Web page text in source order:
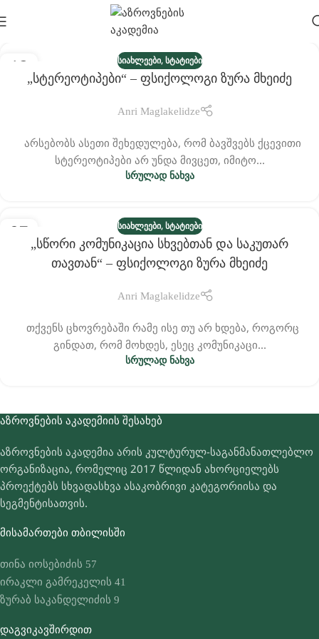
13 ᲡᲘᲐᲮᲚᲔᲔᲑᲘ, ᲡᲢᲐᲢᲘᲔᲑᲘ
„სტერეოტიპები“ – Ფსიქოლოგი Ზურა Მხეიძე
Anri Maglakelidze
არსებობს ასეთი შეხედულება, რომ ბავშვებს ქცევითი
სტერეოტიპები არ უნდა მივცეთ, იმიტო...
ᲡᲠᲣᲚᲐᲓ ᲜᲐᲮᲕᲐ
27 ᲡᲘᲐᲮᲚᲔᲔᲑᲘ, ᲡᲢᲐᲢᲘᲔᲑᲘ
„სწორი Კომუნიკაცია Სხვებთან Და Საკუთარ
Თავთან“ – Ფსიქოლოგი Ზურა Მხეიძე
Anri Maglakelidze
თქვენს ცხოვრებაში რამე ისე თუ არ ხდება, როგორც
გინდათ, რომ მოხდეს, ესეც კომუნიკაცი...
ᲡᲠᲣᲚᲐᲓ ᲜᲐᲮᲕᲐ
ᲐᲖᲠᲝᲕᲜᲔᲑᲘᲡ ᲐᲙᲐᲓᲔᲛᲘᲘᲡ ᲨᲔᲡᲐᲮᲔᲑ
აზროვნების აკადემია არის კულტურულ-საგანმანათლებლო
ორგანიზაცია, რომელიც 2017 წლიდან ახორციელებს
პროექტებს სხვადასხვა ასაკობრივი კატეგორიისა და
სეგმენტისათვის.
ᲛᲘᲡᲐᲛᲐᲠᲗᲔᲑᲘ ᲗᲑᲘᲚᲘᲡᲨᲘ
თინა იოსებიძის 57
ირაკლი გამრეკელის 41
ზურაბ საკანდელიძის 9
ᲓᲐᲒᲕᲘᲙᲐᲕᲨᲘᲠᲓᲘᲗ